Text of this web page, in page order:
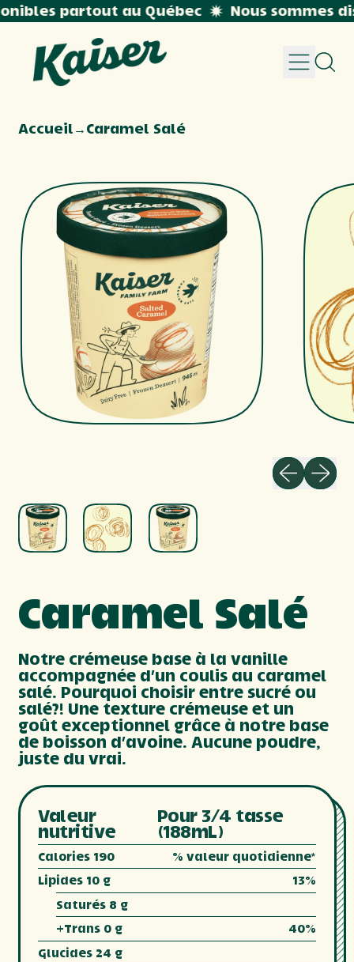
partout au Québec Nous sommes
Menu
Accueil→Caramel Salé
Caramel Salé
Notre crémeusebase à la vanille
accompagnéed’un coulis au caramel
salé. Pourquoi choisirentre sucré ou
salé?! Une texture crémeuseet un
goût exceptionnelgrâce à notrebase
de boisson d’avoine. Aucune poudre,
justedu vrai.
Valeur
nutritive
Pour 3/4 tasse
(188mL)
Calories 190
% valeur quotidienne*
Lipides 10 g
13%
Saturés 8 g
+Trans 0 g
40%
Glucides 24 g